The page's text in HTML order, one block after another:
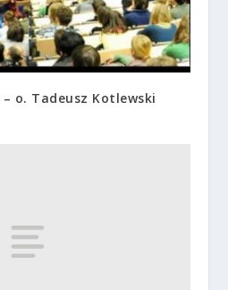
– o. Tadeusz Kotlewski